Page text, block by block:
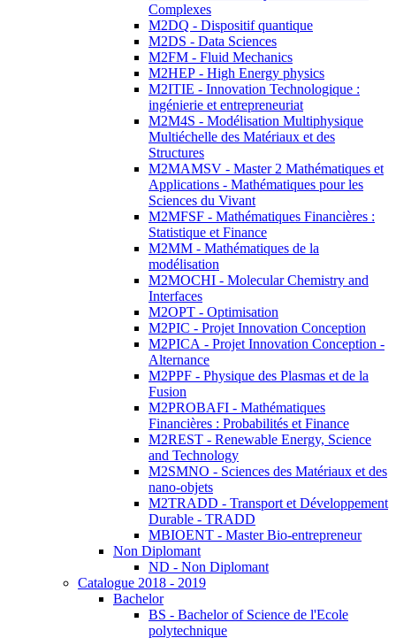
Complexes
M2DQ - Dispositif quantique
M2DS - Data Sciences
M2FM - Fluid Mechanics
M2HEP - High Energy physics
M2ITIE - Innovation Technologique :
ingénierie et entrepreneuriat
M2M4S - Modélisation Multiphysique
Multiéchelle des Matériaux et des
Structures
M2MAMSV - Master 2 Mathématiques et
Applications - Mathématiques pour les
Sciences du Vivant
M2MFSF - Mathématiques Financières :
Statistique et Finance
M2MM - Mathématiques de la
modélisation
M2MOCHI - Molecular Chemistry and
Interfaces
M2OPT - Optimisation
M2PIC - Projet Innovation Conception
M2PICA - Projet Innovation Conception -
Alternance
M2PPF - Physique des Plasmas et de la
Fusion
M2PROBAFI - Mathématiques
Financières : Probabilités et Finance
M2REST - Renewable Energy, Science
and Technology
M2SMNO - Sciences des Matériaux et des
nano-objets
M2TRADD - Transport et Développement
Durable - TRADD
MBIOENT - Master Bio-entrepreneur
Non Diplomant
ND - Non Diplomant
Catalogue 2018 - 2019
Bachelor
BS - Bachelor of Science de l'Ecole
polytechnique